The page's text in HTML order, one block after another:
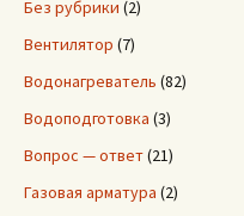
Без рубрики (2)
Вентилятор (7)
Водонагреватель (82)
Водоподготовка (3)
Вопрос — ответ(21)
Газовая арматура (2)